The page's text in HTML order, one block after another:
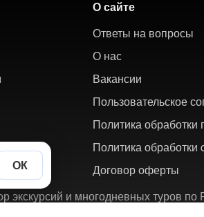
О сайте
Ответы на вопросы
О нас
Вакансии
Пользовательское
Политика
Политика обработки
Договор оферты
и многодневных туров по
ОК